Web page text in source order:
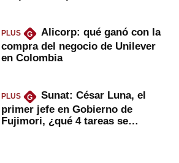
PLUS G
Alicorp: qué ganó con la
compra del negocio de Unilever
en Colombia
PLUS G
Sunat: César Luna, el
primer jefe en Gobierno de
Fujimori, ¿qué 4 tareas se